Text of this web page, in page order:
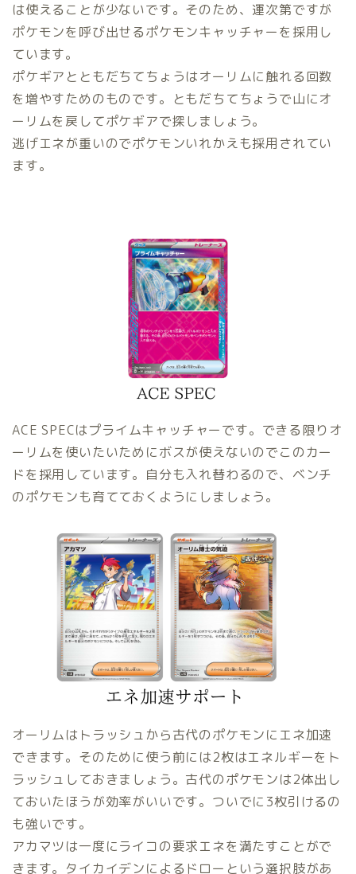
は使えることが少ないです。そのため、運次第ですが
ポケモンを呼び出せるポケモンキャッチャーを採用し
ています。
ポケギアとともだちてちょうはオーリムに触れる回数
を増やすためのものです。ともだちてちょうで山にオ
ーリムを戻してポケギアで探しましょう。
逃げエネが重いのでポケモンいれかえも採用されてい
ます。
ACE SPECはプライムキャッチャーです。できる限りオ
ーリムを使いたいためにボスが使えないのでこのカー
ドを採用しています。自分も入れ替わるので、ベンチ
のポケモンも育てておくようにしましょう。
オーリムはトラッシュから古代のポケモンにエネ加速
できます。そのために使う前には2枚はエネルギーをト
ラッシュしておきましょう。古代のポケモンは2体出し
ておいたほうが効率がいいです。ついでに3枚引けるの
も強いです。
アカマツは一度にライコの要求エネを満たすことがで
きます。タイカイデンによるドローという選択肢があ